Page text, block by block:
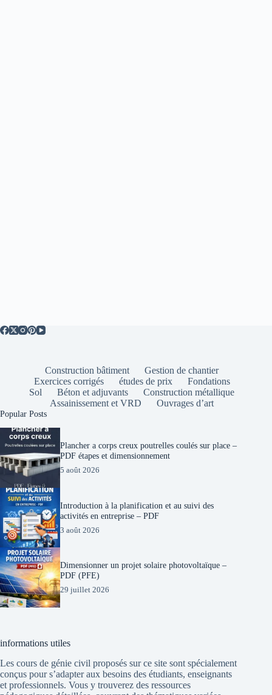
Construction bâtiment
Gestion de chantier
Exercices corrigés
études de prix
Fondations
Sol
Béton et adjuvants
Construction métallique
Assainissement et VRD
Ouvrages d’art
Popular Posts
Plancher a corps creux poutrelles coulés sur place –
PDF étapes et dimensionnement
5 août 2026
Introduction à la planification et au suivi des
activités en entreprise – PDF
3 août 2026
Dimensionner un projet solaire photovoltaïque –
PDF (PFE)
29 juillet 2026
informations utiles
Les cours de génie civil proposés sur ce site sont spécialement
conçus pour s’adapter aux besoins des étudiants, enseignants
et professionnels. Vous y trouverez des ressources